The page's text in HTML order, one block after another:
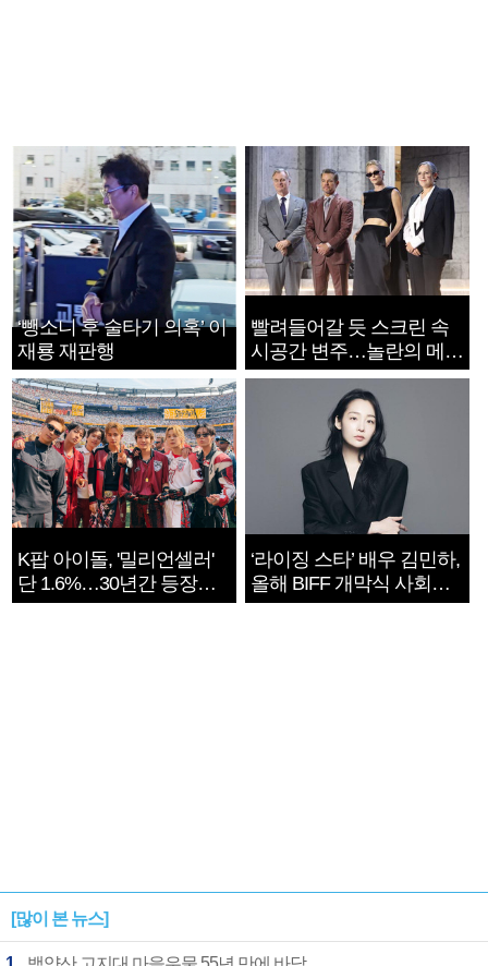
‘뺑소니 후 술타기 의혹’ 이
재룡 재판행
빨려들어갈 듯 스크린 속
시공간 변주…놀란의 메시
지는 ‘전쟁 속죄’
K팝 아이돌, '밀리언셀러'
단 1.6%…30년간 등장
1182개팀 전수조사
‘라이징 스타’ 배우 김민하,
올해 BIFF 개막식 사회자
확정
[많이 본 뉴스]